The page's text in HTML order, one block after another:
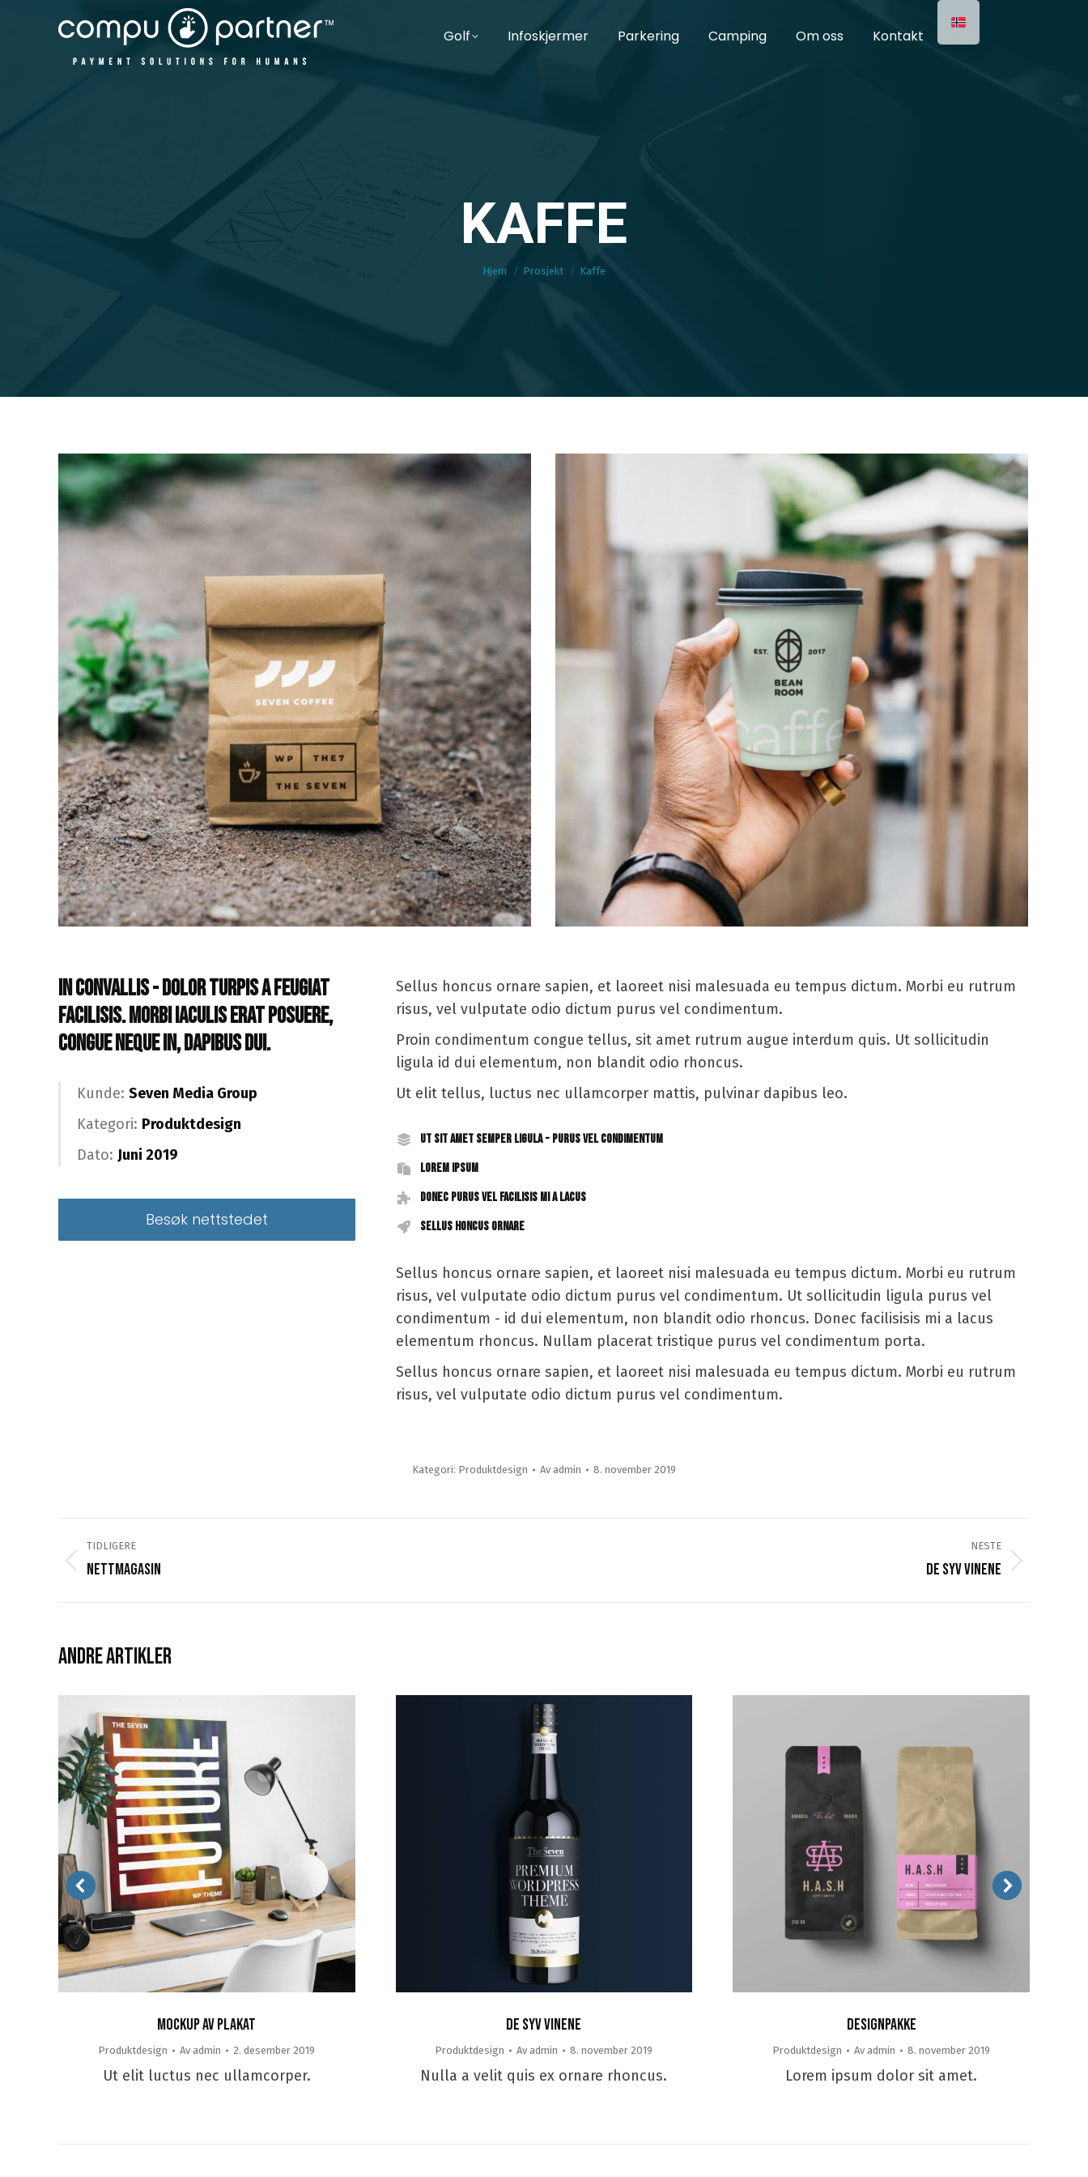
Golf Infoskjermer Parkering Camping Om oss Kontakt
KAFFE
Du befinner deg her:
Hjem Prosjekt Kaffe
IN CONVALLIS - DOLOR TURPIS A FEUGIAT
FACILISIS. MORBI IACULIS ERAT POSUERE,
CONGUE NEQUE IN, DAPIBUS DUI.
Kunde: Seven Media Group
Kategori: Produktdesign
Dato: Juni 2019
Besøk nettstedet
Sellus honcus ornare sapien, et laoreet nisi malesuada eu tempus dictum. Morbi eu rutrum
risus, vel vulputate odio dictum purus vel condimentum.
Proin condimentum congue tellus, sit amet rutrum augue interdum quis. Ut sollicitudin
ligula id dui elementum, non blandit odio rhoncus.
Ut elit tellus, luctus nec ullamcorper mattis, pulvinar dapibus leo.
Ut sit amet semper ligula - purus vel condimentum
Lorem ipsum
Donec purus vel facilisis mi a lacus
Sellus honcus ornare
Sellus honcus ornare sapien, et laoreet nisi malesuada eu tempus dictum. Morbi eu rutrum
risus, vel vulputate odio dictum purus vel condimentum. Ut sollicitudin ligula purus vel
condimentum - id dui elementum, non blandit odio rhoncus. Donec facilisisis mi a lacus
elementum rhoncus. Nullam placerat tristique purus vel condimentum porta.
Sellus honcus ornare sapien, et laoreet nisi malesuada eu tempus dictum. Morbi eu rutrum
risus, vel vulputate odio dictum purus vel condimentum.
Kategori: Produktdesign Av admin 8. november 2019
TIDLIGERE
Tidligere
Nettmagasin
NESTE
De syv vinene
ANDRE ARTIKLER
Mockup av plakat
Produktdesign Av admin 2. desember 2019
Ut elit luctus nec ullamcorper.
De syv vinene
Produktdesign Av admin 8. november 2019
Nulla a velit quis ex ornare rhoncus.
Designpakke
Produktdesign Av admin 8. november 2019
Lorem ipsum dolor sit amet.